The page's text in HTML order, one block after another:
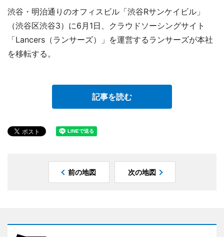
渋谷・明治通りのオフィスビル「渋谷Rサンケイビル」
（渋谷区渋谷3）に6月1日、クラウドソーシングサイト
「Lancers（ランサーズ）」を運営するランサーズが本社
を移転する。
記事を読む
前の地図 次の地図